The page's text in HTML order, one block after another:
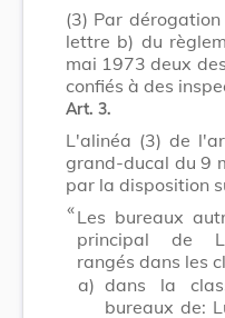
(3) Par
lettre b) du
mai 1973 deux
confiés à des
Art. 3.
L'alinéa (3) de
grand-ducal du 9
par la disposition
​ «Les bureaux
principal de
rangés dans les
a) dans la
bureaux de: